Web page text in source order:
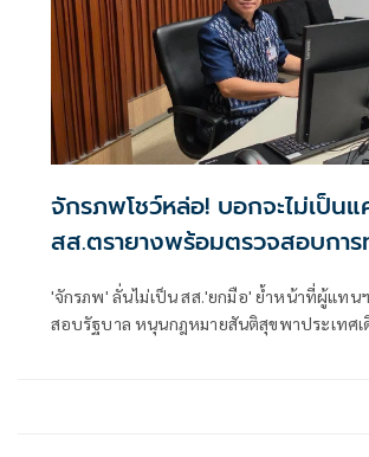
จักรภพโชว์หล่อ! บอกจะไม่เป็นแ
สส.ตรายางพร้อมตรวจสอบการ
รัฐบาลด้วย
'จักรภพ' ลั่นไม่เป็น สส.'ยกมือ' ย้ำหน้าที่ผู้แทน
สอบรัฐบาล หนุนกฎหมายสันติสุขพาประเทศเ